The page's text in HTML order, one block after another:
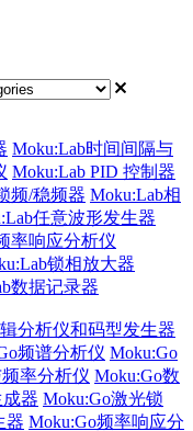
Moku:Lab时间间隔与
Moku:Lab PID 控制器
频/稳频器 Moku:Lab相
任意波形发生器
率响应分析仪
锁相放大器
数据记录器
分析仪和码型发生器
频谱分析仪 Moku:Go
率分析仪 Moku:Go数
器 Moku:Go激光锁
器 Moku:Go频率响应分